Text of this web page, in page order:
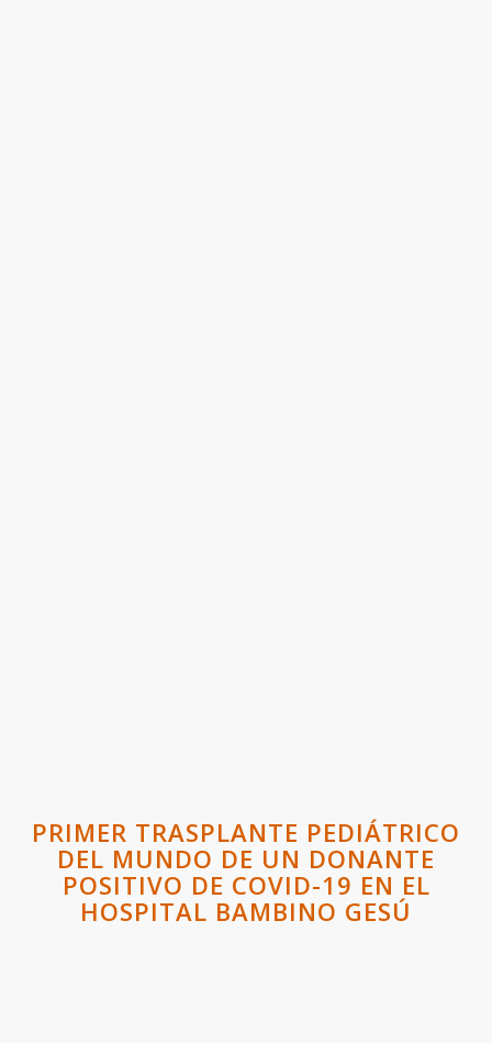
PRIMER TRASPLANTE PEDIÁTRICO
DEL MUNDO DE UN DONANTE
POSITIVO DE COVID-19 EN EL
HOSPITAL BAMBINO GESÚ